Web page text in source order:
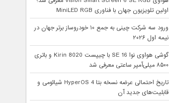
اولین تلویزیون جهان با فناوری MiniLED RGB
ورود سه شرکت چینی به جمع ۱۰ خودروساز برتر جهان در
نیمه اول ۲۰۲۶
گوشی هواوی نوا 16 SE با چیپست Kirin 8020 و باتری
۸۵۰۰ میلی‌آمپر ساعتی معرفی شد
تاریخ احتمالی عرضه نسخه بتا HyperOS 4 شیائومی و
قابلیت‌های جدید آن